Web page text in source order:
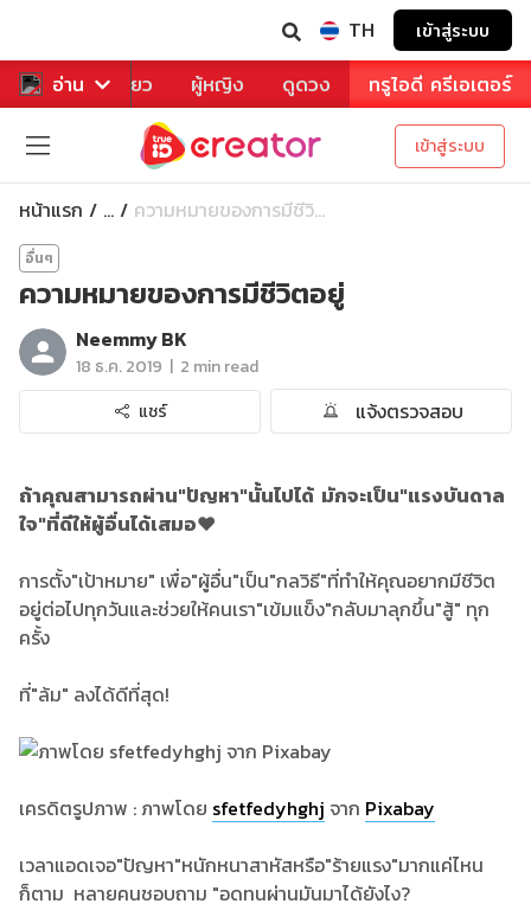
TH เข้าสู่ระบบ
อ่าน
หาร ท่องเที่ยว ผู้หญิง ดูดวง ทรูไอดี ครีเอเตอร์
เข้าสู่ระบบ
หน้าแรก ... ความหมายของการมีชีวิ...
อื่นๆ
ความหมายของการมีชีวิตอยู่
Neemmy BK
18 ธ.ค. 2019 | 2 min read
แชร์
แจ้งตรวจสอบ
ถ้าคุณสามารถผ่าน"ปัญหา"นั้นไปได้ มักจะเป็น"แรงบันดาล
ใจ"ที่ดีให้ผู้อื่นได้เสมอ❤
การตั้ง"เป้าหมาย" เพื่อ"ผู้อื่น"เป็น"กลวิธี"ที่ทำให้คุณอยากมีชีวิต
อยู่ต่อไปทุกวันและช่วยให้คนเรา"เข้มแข็ง"กลับมาลุกขึ้น"สู้" ทุก
ครั้ง
ที่"ล้ม" ลงได้ดีที่สุด!
เครดิตรูปภาพ : ภาพโดย sfetfedyhghj จาก Pixabay
เวลาแอดเจอ"ปัญหา"หนักหนาสาหัสหรือ"ร้ายแรง"มากแค่ไหน
ก็ตาม หลายคนชอบถาม "อดทนผ่านมันมาได้ยังไง?